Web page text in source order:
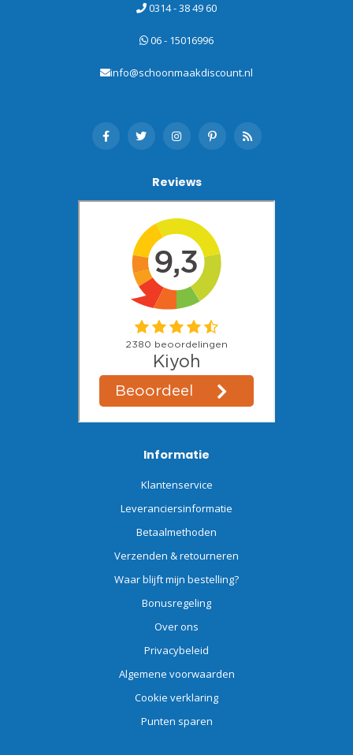
0314 - 38 49 60
06 - 15016996
info@schoonmaakdiscount.nl
Reviews
Informatie
Klantenservice
Leveranciersinformatie
Betaalmethoden
Verzenden & retourneren
Waar blijft mijn bestelling?
Bonusregeling
Over ons
Privacybeleid
Algemene voorwaarden
Cookie verklaring
Punten sparen